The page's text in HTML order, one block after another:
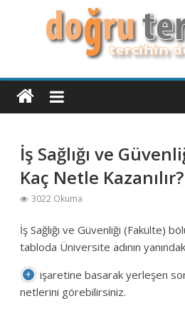
İş Sağlığı ve
Kaç Netle Kazanılır?
3022 Okuma
İş Sağlığı ve Güvenliği (Fakülte)
tabloda Üniversite adının
işaretine basarak yerleşen
netlerini görebilirsiniz.